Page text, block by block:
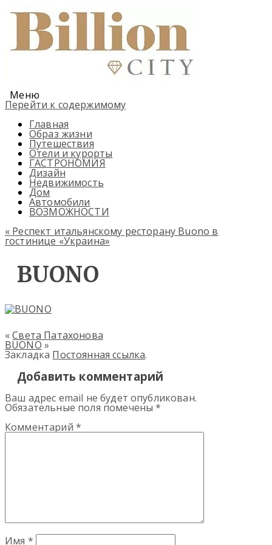
Меню
Перейти к содержимому
Главная
Образ жизни
Путешествия
Отели и курорты
ГАСТРОНОМИЯ
Дизайн
Недвижимость
Дом
Автомобили
ВОЗМОЖНОСТИ
« Респект итальянскому ресторану Buono в
гостинице «Украина»
BUONO
«Света Патахонова
BUONO »
Закладка Постоянная ссылка.
Добавить комментарий
Ваш адрес email не будет опубликован.
Обязательные поля помечены*
Комментарий *
Имя *